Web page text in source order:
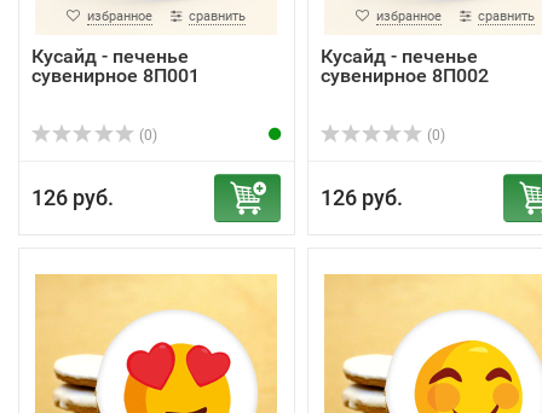
избранное сравнить
Кусайд - печенье
сувенирное 8П001
(0)
126 руб.
избранное сравнить
Кусайд - печенье
сувенирное 8П002
(0)
126 руб.